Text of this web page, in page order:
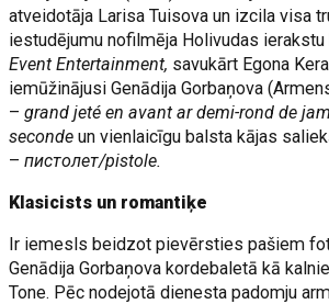
atveidotāja Larisa Tuisova un izcila visa
iestudējumu nofilmēja Holivudas
Event Entertainment, savukārt Egona
iemūžinājusi Genādija Gorbaņova
–grand jeté en avant ar demi-rond de
secondeun vienlaicīgu balsta kājas
– пистолет/pistole.
Klasicists un romantiķe
Ir iemesls beidzot pievērsties pašiem
Genādija Gorbaņova kordebaletā kā
Tone. Pēc nodejotā dienesta padomju